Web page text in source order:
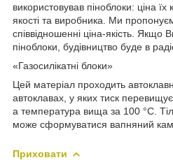
використовував піноблоки: ціна
якості та виробника. Ми
співвідношенні ціна-якість. Якщо
піноблоки, будівництво буде в
«Газосилікатні блоки»
Цей матеріал проходить
автоклавах, у яких тиск
а температура вища за 100 °C.
може сформуватися вапняний
Приховати